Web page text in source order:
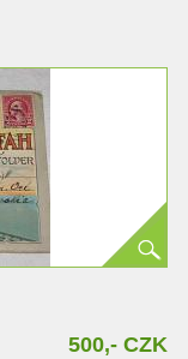
500,- CZK